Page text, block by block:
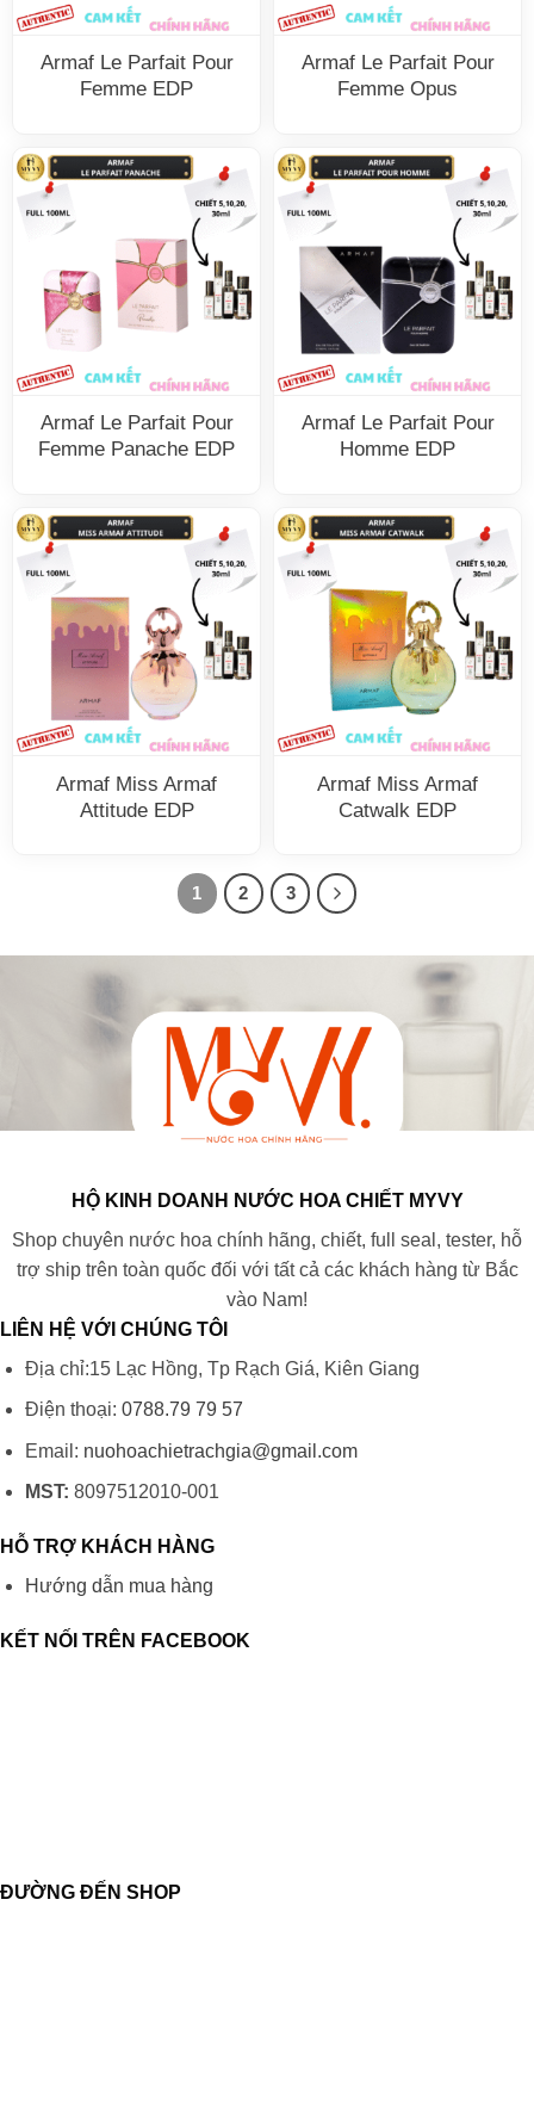
Armaf Le Parfait Pour
Femme EDP
Armaf Le Parfait Pour
Femme Opus
Armaf Le Parfait Pour
Femme Panache EDP
Armaf Le Parfait Pour
Homme EDP
Armaf Miss Armaf
Attitude EDP
Armaf Miss Armaf
Catwalk EDP
1 2 3
HỘ KINH DOANH NƯỚC HOA CHIẾT MYVY
Shop chuyên nước hoa chính hãng, chiết, full seal, tester, hỗ
trợ ship trên toàn quốc đối với tất cả các khách hàng từ Bắc
vào Nam!
LIÊN HỆ VỚI CHÚNG TÔI
Địa chỉ:15 Lạc Hồng, Tp Rạch Giá, Kiên Giang
Điện thoại: 0788.79 79 57
Email: nuohoachietrachgia@gmail.com
MST: 8097512010-001
HỖ TRỢ KHÁCH HÀNG
Hướng dẫn mua hàng
KẾT NỐI TRÊN FACEBOOK
ĐƯỜNG ĐẾN SHOP